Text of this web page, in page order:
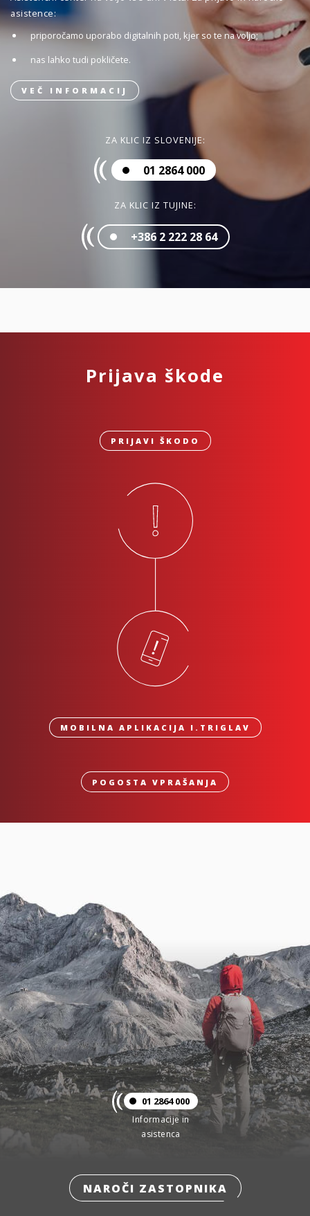
asistence:
priporočamo uporabo digitalnih poti, kjer so te na voljo;
nas lahko tudi pokličete.
VEČ INFORMACIJ
ZA KLIC IZ SLOVENIJE:
01 2864 000
ZA KLIC IZ TUJINE:
+386 2 222 28 64
Prijava škode
PRIJAVI ŠKODO
MOBILNA APLIKACIJA I.TRIGLAV
POGOSTA VPRAŠANJA
01 2864 000
Informacije in
asistenca
NAROČI ZASTOPNIKA